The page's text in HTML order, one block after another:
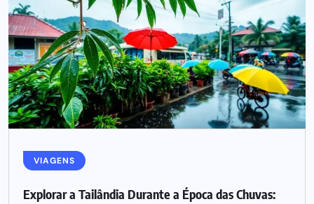
VIAGENS
Explorar a Tailândia Durante a Época das Chuvas: